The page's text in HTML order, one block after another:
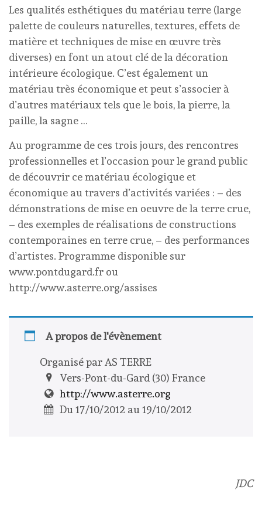
Les qualités esthétiques du matériau terre (large
palette de couleurs naturelles, textures, effets de
matière et techniques de mise en œuvre très
diverses) en font un atout clé de la décoration
intérieure écologique. C’est également un
matériau très économique et peut s’associer à
d’autres matériaux tels que le bois, la pierre, la
paille, la sagne …
Au programme de ces trois jours, des rencontres
professionnelles et l’occasion pour le grand public
de découvrir ce matériau écologique et
économique au travers d’activités variées : – des
démonstrations de mise en oeuvre de la terre crue,
– des exemples de réalisations de constructions
contemporaines en terre crue, – des performances
d’artistes. Programme disponible sur
www.pontdugard.fr ou
http://www.asterre.org/assises
A propos de l'évènement
Organisé par AS TERRE
Vers-Pont-du-Gard (30) France
http://www.asterre.org
Du 17/10/2012 au 19/10/2012
JDC